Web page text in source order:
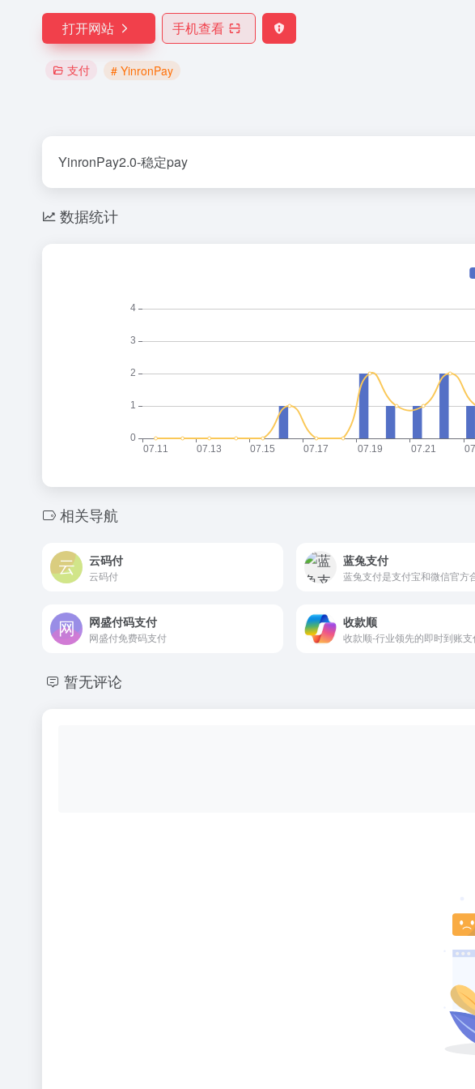
打开网站 手机查看
支付 # YinronPay
YinronPay2.0-稳定pay
数据统计
相关导航
云码付
云码付
蓝兔支付
网盛付码支付
网盛付免费码支付
收款顺
暂无评论